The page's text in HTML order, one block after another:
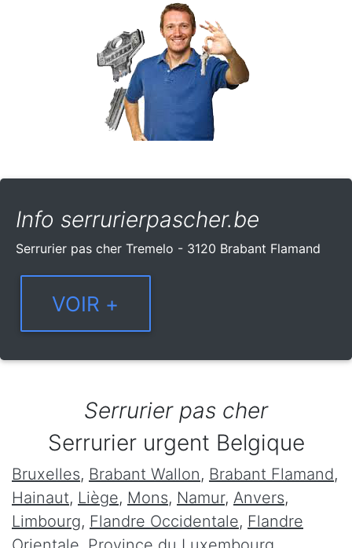
Info serrurierpascher.be
Serrurier pas cher Tremelo - 3120 Brabant Flamand
Serrurier pas cher
Serrurier urgent Belgique
Bruxelles, Brabant Wallon, Brabant Flamand,
Hainaut, Liège, Mons, Namur, Anvers,
Limbourg, Flandre Occidentale, Flandre